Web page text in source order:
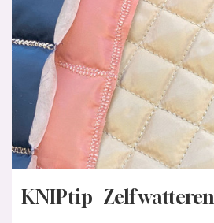
KNIPtip | Zelf watteren